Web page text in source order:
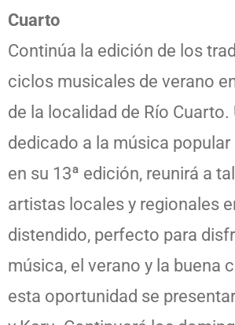
Cuarto
Continúa la edición de los
ciclos musicales de verano
de la localidad de Río Cuarto.
dedicado a la música
en su 13ª edición, reunirá a
artistas locales y regionales
distendido, perfecto para
música, el verano y la buena
esta oportunidad se